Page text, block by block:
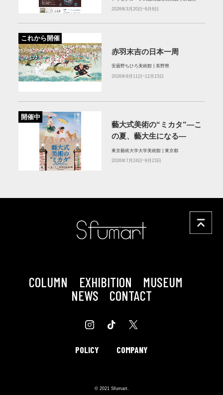
2026年3月20日~9月6日
これから開催
赤羽末吉の日本一周
安曇野ちひろ美術館 | 長野県
2026年9月11日~12月15日
開催中
藝大式美術の“ミカタ”―こ
の夏、藝大生になる―
東京藝術大学大学美術館 | 東京都
2026年7月24日~9月23日
COLUMN EXHIBITION
MUSEUM
NEWS
CONTACT
POLICY COMPANY
© 2021 Sfumart.